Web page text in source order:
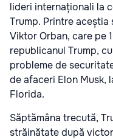
lideri internaționali la
Trump. Printre aceștia
Viktor Orban, care pe
republicanul Trump,
probleme de
de afaceri Elon Musk,
Florida.
Săptămâna trecută,
străinătate după